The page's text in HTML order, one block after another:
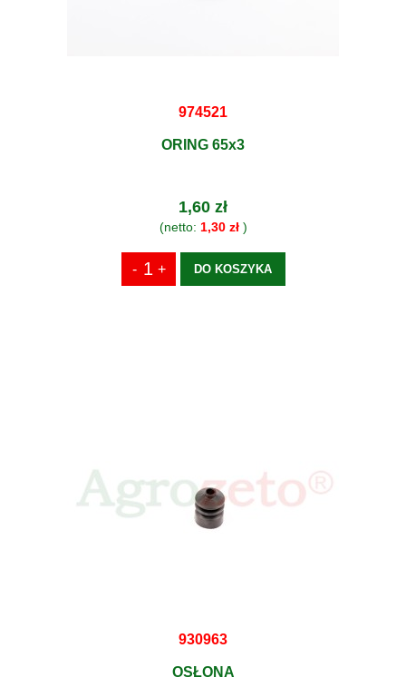
974521
ORING 65x3
1,60 zł
(netto: 1,30 zł)
DO KOSZYKA
930963
OSŁONA